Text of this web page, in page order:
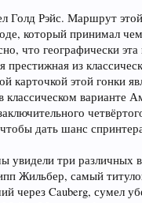
Голд Рэйс. Маршрут
который принимал
что географически
престижная из
карточкой этой гонки
варианте
дать шанс
увидели три различных
Жильбер, самый
через Cauberg, сумел